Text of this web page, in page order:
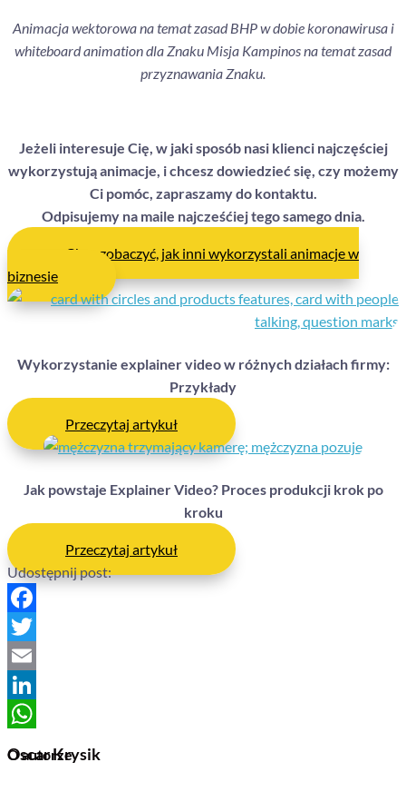
Animacja wektorowa na temat zasad BHP w dobie koronawirusa i
whiteboard animation dla Znaku Misja Kampinos na temat zasad
przyznawania Znaku.
Jeżeli interesuje Cię, w jaki sposób nasi klienci najczęściej
wykorzystują animacje, i chcesz dowiedzieć się, czy możemy
Ci pomóc, zapraszamy do kontaktu.
Odpisujemy na maile najcześćiej tego samego dnia.
Chcę zobaczyć, jak inni wykorzystali animacje w
biznesie
Wykorzystanie explainer video w różnych działach firmy:
Przykłady
Przeczytaj artykuł
Jak powstaje Explainer Video? Proces produkcji krok po
kroku
Przeczytaj artykuł
Udostępnij post:
Facebook
Twitter
Email
LinkedIn
O autorze
Oscar Krysik